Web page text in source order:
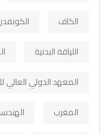
الكاف
اللياقة البدنية
المعهد الدولي العالي
المغرب